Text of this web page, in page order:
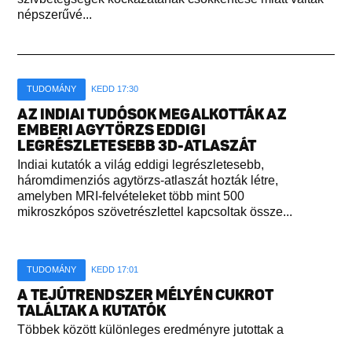
népszerűvé...
TUDOMÁNY KEDD 17:30
AZ INDIAI TUDÓSOK MEGALKOTTÁK AZ
EMBERI AGYTÖRZS EDDIGI
LEGRÉSZLETESEBB 3D-ATLASZÁT
Indiai kutatók a világ eddigi legrészletesebb,
háromdimenziós agytörzs-atlaszát hozták létre,
amelyben MRI-felvételeket több mint 500
mikroszkópos szövetrészlettel kapcsoltak össze...
TUDOMÁNY KEDD 17:01
A TEJÚTRENDSZER MÉLYÉN CUKROT
TALÁLTAK A KUTATÓK
Többek között különleges eredményre jutottak a